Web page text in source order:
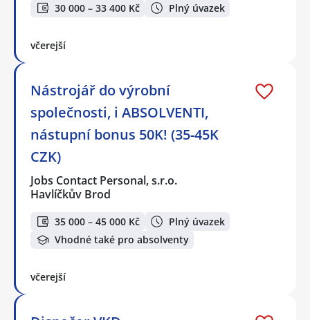
30 000 – 33 400 Kč Plný úvazek
včerejší
Nástrojář do výrobní
společnosti, i ABSOLVENTI,
nástupní bonus 50K! (35-45K
CZK)
Jobs Contact Personal, s.r.o.
Havlíčkův Brod
35 000 – 45 000 Kč
Plný úvazek
Vhodné také pro absolventy
včerejší